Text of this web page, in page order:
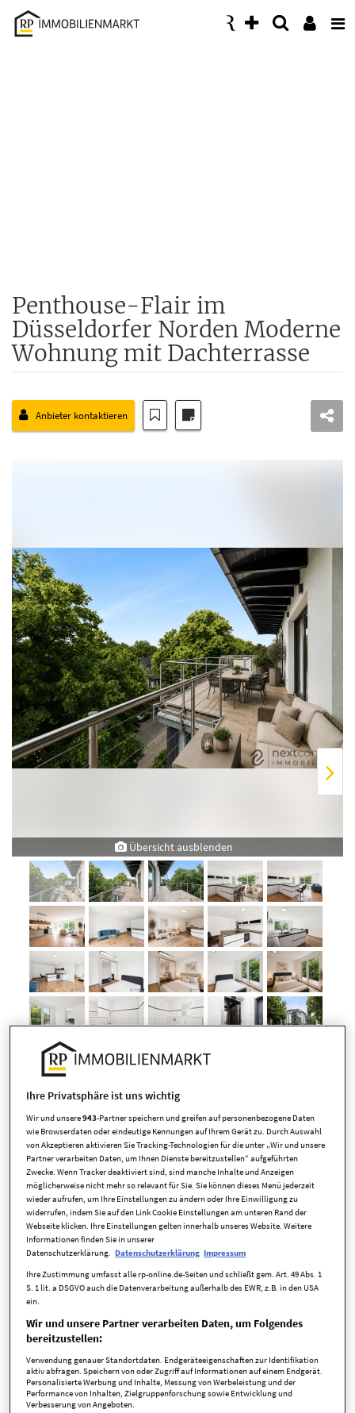
Accessibility
Modus
Penthouse-Flair im
Düsseldorfer Norden Moderne
Wohnung mit Dachterrasse
Anbieter kontaktieren
Übersicht ausblenden
Eckdaten
Art Penthouse
Kaufpreis 402.000,00 EUR
Zimmer 2,5 Zimmer
Anbieter-ID 8039 - WE 019
Kosten
Provisionspflichtig ja
Provision
Ihre Privatsphäre ist uns wichtig
Wir und unsere943-Partner speichern und greifen auf personenbezogene Daten
wie Browserdaten oder eindeutige Kennungen auf Ihrem Gerät zu. Durch Auswahl
von Akzeptieren aktivieren Sie Tracking-Technologien für die unter „Wir und unsere
Partner verarbeiten Daten, um Ihnen Dienste bereitzustellen“ aufgeführten
Zwecke. Wenn Tracker deaktiviert sind, sind manche Inhalte und Anzeigen
möglicherweise nicht mehr so relevant für Sie. Sie können dieses Menü jederzeit
wieder aufrufen, um Ihre Einstellungen zu ändern oder Ihre Einwilligung zu
widerrufen, indem Sie auf den Link Cookie Einstellungen am unteren Rand der
Webseite klicken. Ihre Einstellungen gelten innerhalb unseres Website. Weitere
Informationen finden Sie in unserer
Datenschutzerklärung. Datenschutzerklärung Impressum
Ihre Zustimmung umfasst alle rp-online.de-Seiten und schließt gem. Art. 49 Abs. 1
S. 1 lit. a DSGVO auch die Datenverarbeitung außerhalb des EWR, z.B. in den USA
ein.
Wir und unsere Partner verarbeiten Daten, um Folgendes
bereitzustellen:
Verwendung genauer Standortdaten. Endgeräteeigenschaften zur Identifikation
aktiv abfragen. Speichern von oder Zugriff auf Informationen auf einem Endgerät.
Personalisierte Werbung und Inhalte, Messung von Werbeleistung und der
Performance von Inhalten, Zielgruppenforschung sowie Entwicklung und
Verbesserung von Angeboten.